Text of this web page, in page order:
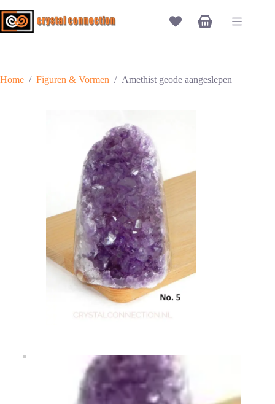
naar
de
Winkelwagen
Home / Figuren & Vormen / Amethist geode aangeslepen